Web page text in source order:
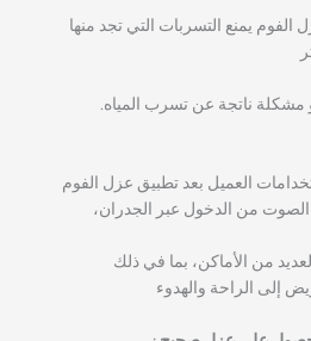
يمنع التسربات التي تجد منها
ناتجة عن تسرب المياه.
العميل بعد تطبيق عزل الفوم
الصوت من الدخول عبر الجدران،
من الأماكن، بما في ذلك
إلى الراحة والهدوء